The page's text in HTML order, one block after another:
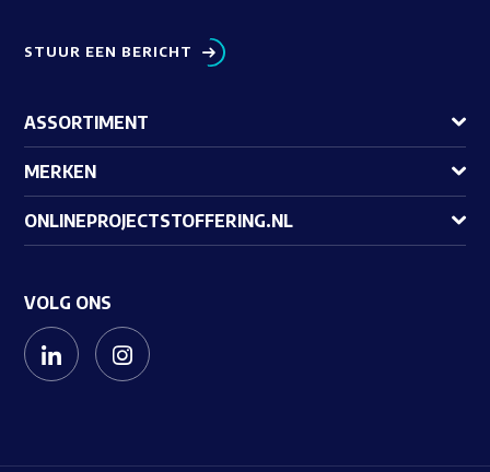
STUUR EEN BERICHT
ASSORTIMENT
MERKEN
ONLINEPROJECTSTOFFERING.NL
VOLG ONS